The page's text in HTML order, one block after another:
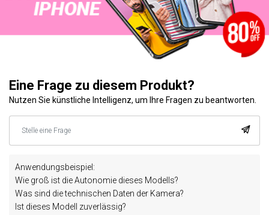
Eine Frage zu diesem Produkt?
Nutzen Sie künstliche Intelligenz, um Ihre Fragen zu beantworten.
Anwendungsbeispiel:
Wie groß ist die Autonomie dieses Modells?
Was sind die technischen Daten der Kamera?
Ist dieses Modell zuverlässig?